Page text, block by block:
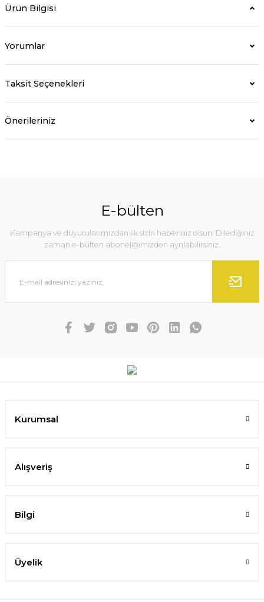
Ürün Bilgisi
Yorumlar
Taksit Seçenekleri
Önerileriniz
E-bülten
Kampanya ve duyurularımızdan ilk sizin haberiniz olsun! Dilediğiniz
zaman e-bülten aboneliğimizden ayrılabilirsiniz.
Kurumsal
Alışveriş
Bilgi
Üyelik